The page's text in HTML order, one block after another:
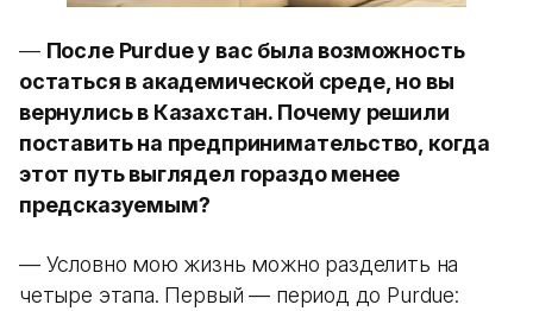
— После Purdue у вас была возможность
остаться в академической среде, но вы
вернулись в Казахстан. Почему решили
поставить на предпринимательство, когда
этот путь выглядел гораздо менее
предсказуемым?
— Условно мою жизнь можно разделить на
четыре этапа. Первый — период до Purdue: